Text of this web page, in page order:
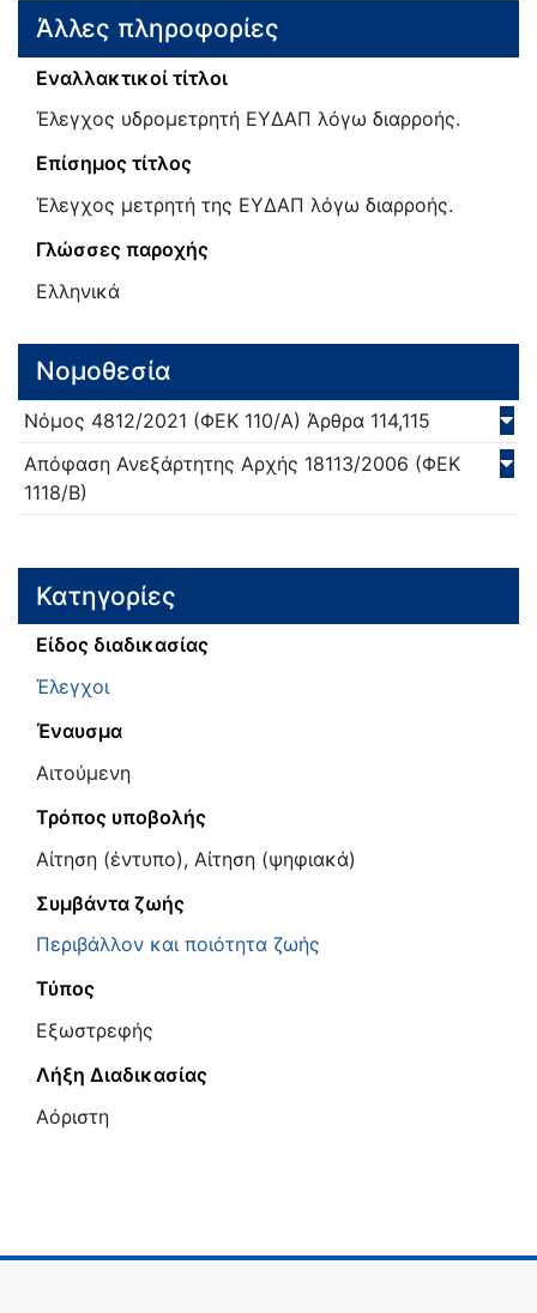
Άλλες πληροφορίες
Εναλλακτικοί τίτλοι
Έλεγχος υδρομετρητή ΕΥΔΑΠ λόγω διαρροής.
Επίσημος τίτλος
Έλεγχος μετρητή της ΕΥΔΑΠ λόγω διαρροής.
Γλώσσες παροχής
Ελληνικά
Νομοθεσία
Νόμος 4812/2021 (ΦΕΚ 110/Α) Άρθρα 114,115
Απόφαση Ανεξάρτητης Αρχής 18113/2006 (ΦΕΚ
1118/Β)
Κατηγορίες
Είδος διαδικασίας
Έλεγχοι
Έναυσμα
Αιτούμενη
Τρόπος υποβολής
Αίτηση (έντυπο), Αίτηση (ψηφιακά)
Συμβάντα ζωής
Περιβάλλον και ποιότητα ζωής
Τύπος
Εξωστρεφής
Λήξη Διαδικασίας
Αόριστη